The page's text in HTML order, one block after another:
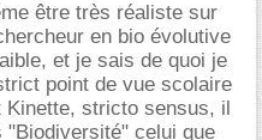
être très réaliste sur
en bio évolutive
et je sais de quoi je
point de vue scolaire
Kinette, stricto sensus, il
"Biodiversité" celui que